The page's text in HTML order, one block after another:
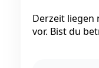
Derzeit liegen
vor. Bist du